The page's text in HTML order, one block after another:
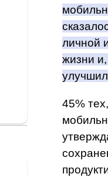
личной
жизни
45%